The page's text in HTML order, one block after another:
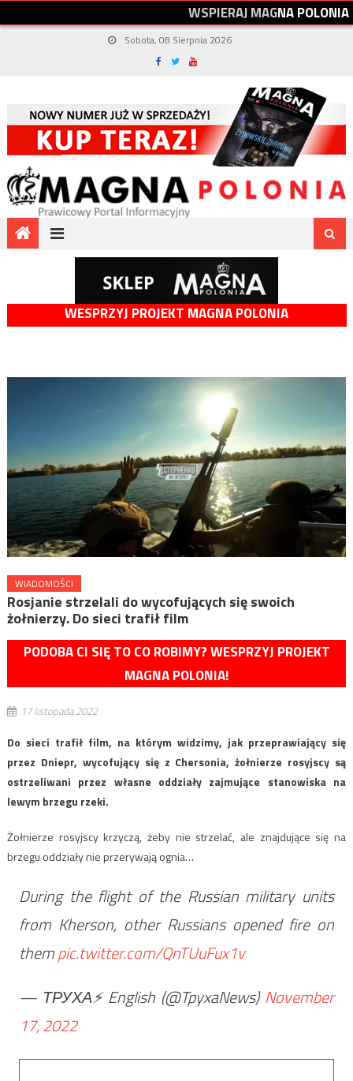
WSPIERAJMAGNAPOLONIA
Sobota, 08 Sierpnia 2026
WESPRZYJ PROJEKT MAGNA POLONIA
WIADOMOŚCI
Rosjanie strzelali do wycofujących się swoich
żołnierzy. Do sieci trafił film
PODOBA CI SIĘ TO CO ROBIMY? WESPRZYJ PROJEKT
MAGNA POLONIA!
17 listopada 2022
Do sieci trafił film, na którym widzimy, jak przeprawiający się
przez Dniepr, wycofujący się z Chersonia, żołnierze rosyjscy są
ostrzeliwani przez własne oddziały zajmujące stanowiska na
lewym brzegu rzeki.
Żołnierze rosyjscy krzyczą, żeby nie strzelać, ale znajdujące się na
brzegu oddziały nie przerywają ognia…
During the flight of the Russian military units
from Kherson, other Russians opened fire on
thempic.twitter.com/QnTUuFux1v
— ТРУХА⚡️English (@TpyxaNews) November
17, 2022